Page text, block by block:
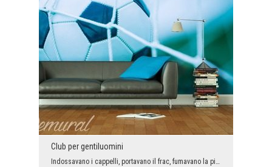
Club per gentiluomini
Indossavano i cappelli, portavano il frac, fumavano la pipa, difendevano i segreti degli uomini… ...